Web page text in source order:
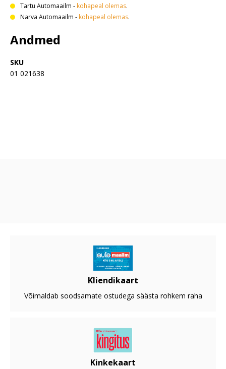
Tartu Automaailm - kohapeal olemas.
Narva Automaailm - kohapeal olemas.
Andmed
SKU
01 021638
Kliendikaart
Võimaldab soodsamate ostudega säästa rohkem raha
Kinkekaart